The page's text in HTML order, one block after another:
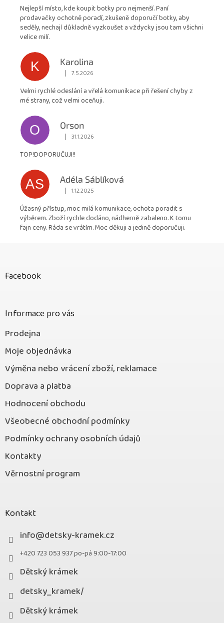
4,9
z
Nejlepší místo, kde koupit botky pro nejmenší. Paní
prodavačky ochotně poradí, zkušeně doporučí botky, aby
seděly, nechají důkladně vyzkoušet a vždycky jsou tam všichni
velice milí.
K
Karolina
Hodnocení obchodu je 5 z 5 hvězdiček.
| 7.5.2026
Velmi rychlé odeslání a vřelá komunikace při řešení chyby z
mé strany, což velmi oceňuji.
O
Orson
Hodnocení obchodu je 5 z 5 hvězdiček.
| 31.1.2026
TOP!DOPORUČUJI!!
AS
Adéla Sáblíková
Hodnocení obchodu je 5 z 5 hvězdiček.
| 1.12.2025
Úžasný přístup, moc milá komunikace, ochota poradit s
výběrem. Zboží rychle dodáno, nádherně zabaleno. K tomu
fajn ceny. Ráda se vrátím. Moc děkuji a jedině doporučuji.
Facebook
Informace pro vás
Prodejna
Moje objednávka
Výměna nebo vrácení zboží, reklamace
Doprava a platba
Hodnocení obchodu
Všeobecné obchodní podmínky
Podmínky ochrany osobních údajů
Kontakty
Věrnostní program
Kontakt
info@detsky-kramek.cz
+420 723 053 937 po-pá 9:00-17:00
Dětský krámek
detsky_kramek/
Dětský krámek